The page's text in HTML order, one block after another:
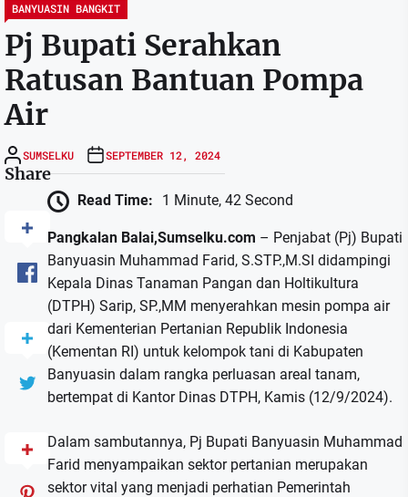
BANYUASIN BANGKIT
Pj Bupati Serahkan
Ratusan Bantuan Pompa
Air
SUMSELKU SEPTEMBER 12, 2024
Share
Read Time: 1 Minute, 42 Second
Pangkalan Balai,Sumselku.com – Penjabat (Pj) Bupati
Banyuasin Muhammad Farid, S.STP.,M.SI didampingi
Kepala Dinas Tanaman Pangan dan Holtikultura
(DTPH) Sarip, SP.,MM menyerahkan mesin pompa air
dari Kementerian Pertanian Republik Indonesia
(Kementan RI) untuk kelompok tani di Kabupaten
Banyuasin dalam rangka perluasan areal tanam,
bertempat di Kantor Dinas DTPH, Kamis (12/9/2024).
Dalam sambutannya, Pj Bupati Banyuasin Muhammad
Farid menyampaikan sektor pertanian merupakan
sektor vital yang menjadi perhatian Pemerintah